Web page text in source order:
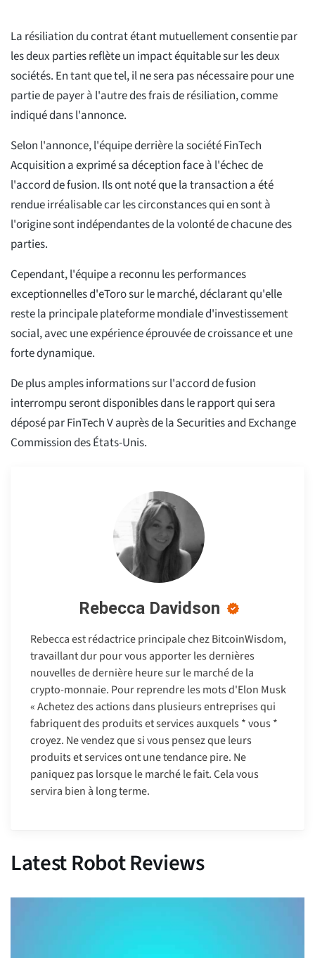
La résiliation du contrat étant mutuellement consentie par
les deux parties reflète un impact équitable sur les deux
sociétés. En tant que tel, il ne sera pas nécessaire pour une
partie de payer à l'autre des frais de résiliation, comme
indiqué dans l'annonce.
Selon l'annonce, l'équipe derrière la société FinTech
Acquisition a exprimé sa déception face à l'échec de
l'accord de fusion. Ils ont noté que la transaction a été
rendue irréalisable car les circonstances qui en sont à
l'origine sont indépendantes de la volonté de chacune des
parties.
Cependant, l'équipe a reconnu les performances
exceptionnelles d'eToro sur le marché, déclarant qu'elle
reste la principale plateforme mondiale d'investissement
social, avec une expérience éprouvée de croissance et une
forte dynamique.
De plus amples informations sur l'accord de fusion
interrompu seront disponibles dans le rapport qui sera
déposé par FinTech V auprès de la Securities and Exchange
Commission des États-Unis.
Rebecca Davidson
Rebecca est rédactrice principale chez BitcoinWisdom,
travaillant dur pour vous apporter les dernières
nouvelles de dernière heure sur le marché de la
crypto-monnaie. Pour reprendre les mots d'Elon Musk
« Achetez des actions dans plusieurs entreprises qui
fabriquent des produits et services auxquels * vous *
croyez. Ne vendez que si vous pensez que leurs
produits et services ont une tendance pire. Ne
paniquez pas lorsque le marché le fait. Cela vous
servira bien à long terme.
Latest Robot Reviews